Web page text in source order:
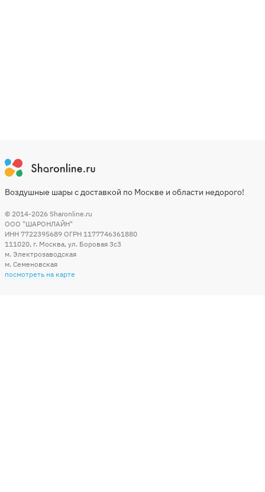
Воздушные шары с доставкой по Москве и области недорого!
© 2014-2026 Sharonline.ru
ООО "ШАРОНЛАЙН"
ИНН 7722395689 ОГРН 1177746361880
111020, г. Москва, ул. Боровая 3c3
м. Электрозаводская
м. Семеновская
посмотреть на карте